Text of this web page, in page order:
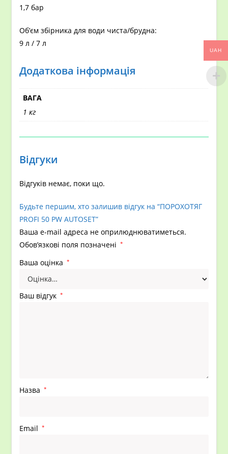
1,7 бар
Об’єм збірника для води чиста/брудна:
9 л / 7 л
Додаткова інформація
ВАГА
1 кг
Відгуки
Відгуків немає, поки що.
Будьте першим, хто залишив відгук на “ПОРОХОТЯГ
PROFI 50 PW AUTOSET”
Ваша e-mail адреса не оприлюднюватиметься.
Обов’язкові поля позначені
*
Ваша оцінка *
Ваш відгук *
Назва *
Email *
UAH